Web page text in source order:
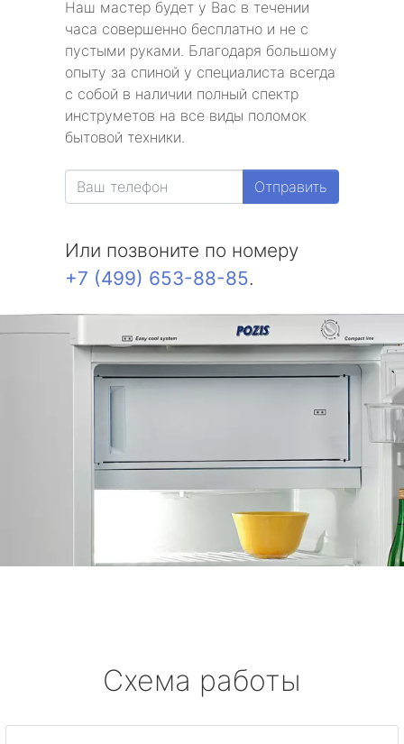
Наш мастер будет у Вас в течении
часа совершенно бесплатно и не с
пустыми руками. Благодаря большому
опыту за спиной у специалиста всегда
с собой в наличии полный спектр
инструметов на все виды поломок
бытовой техники.
Отправить
Или позвоните по номеру
+7 (499) 653-88-85.
Схема работы